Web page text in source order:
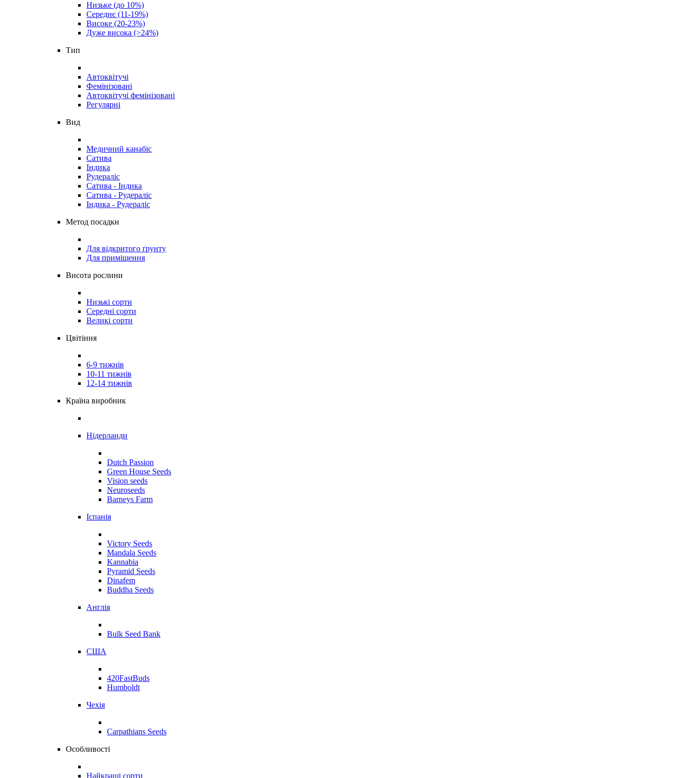
Низьке (до 10%)
Середнє (11-19%)
Високе (20-23%)
Дуже висока (>24%)
Тип
Автоквітучі
Фемінізовані
Автоквітучі фемінізовані
Регулярні
Вид
Медичний канабіс
Сатива
Індика
Рудераліс
Сатива - Індика
Сатива - Рудераліс
Індика - Рудераліс
Метод посадки
Для відкритого ґрунту
Для приміщення
Висота рослини
Низькі сорти
Середні сорти
Великі сорти
Цвітіння
6-9 тижнів
10-11 тижнів
12-14 тижнів
Країна виробник
Нідерланди
Dutch Passion
Green House Seeds
Vision seeds
Neuroseeds
Barneys Farm
Іспанія
Victory Seeds
Mandala Seeds
Kannabia
Pyramid Seeds
Dinafem
Buddha Seeds
Англія
Bulk Seed Bank
США
420FastBuds
Humboldt
Чехія
Carpathians Seeds
Особливості
Найкращі сорти